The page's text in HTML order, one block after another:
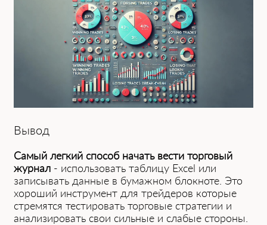
Вывод
Самый легкий способ начать вести торговый
журнал - использовать таблицу Excel или
записывать данные в бумажном блокноте. Это
хороший инструмент для трейдеров которые
стремятся тестировать торговые стратегии и
анализировать свои сильные и слабые стороны.